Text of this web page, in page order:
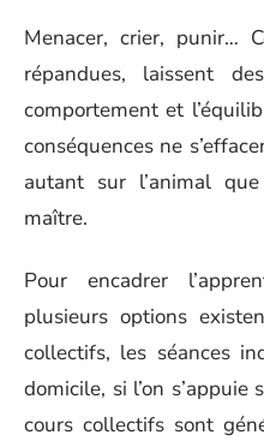
Menacer, crier, punir…
répandues, laissent
comportement et
conséquences ne
autant sur l’animal
maître.
Pour encadrer
plusieurs options
collectifs, les séances
domicile, si l’on
cours collectifs sont